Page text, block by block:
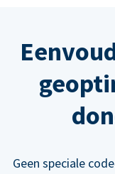
Geen speciale